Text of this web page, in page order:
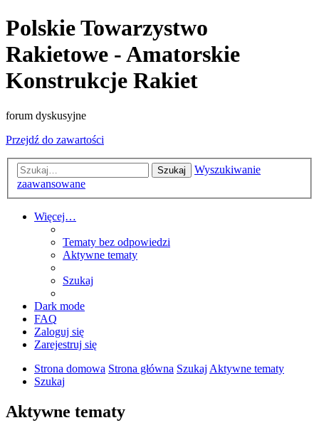
Polskie Towarzystwo
Rakietowe - Amatorskie
Konstrukcje Rakiet
forum dyskusyjne
Przejdź do zawartości
Szukaj
Wyszukiwanie
zaawansowane
Więcej…
Tematy bez odpowiedzi
Aktywne tematy
Szukaj
Dark mode
FAQ
Zaloguj się
Zarejestruj się
Strona domowa Strona główna Szukaj Aktywne tematy
Szukaj
Aktywne tematy